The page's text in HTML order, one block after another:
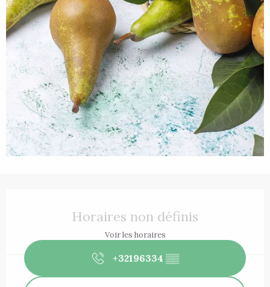
Horaires non définis
Voir les horaires
+32196334 ▒▒